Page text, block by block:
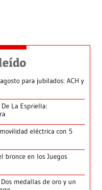
para jubilados: ACH y
La Espriella:
eléctrica con 5
bronce en los Juegos
medallas de oro y un